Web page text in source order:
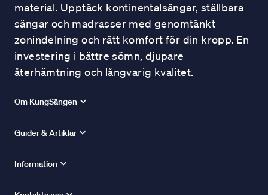
material. Upptäck kontinentalsängar, ställbara
sängar och madrasser med genomtänkt
zonindelning och rätt komfort för din kropp. En
investering i bättre sömn, djupare
återhämtning och långvarig kvalitet.
Om KungSängen
Guider & Artiklar
Information